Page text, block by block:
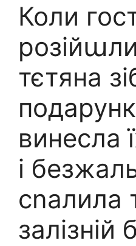
Коли
тєтяна
винесла
і
сnалила
залізній